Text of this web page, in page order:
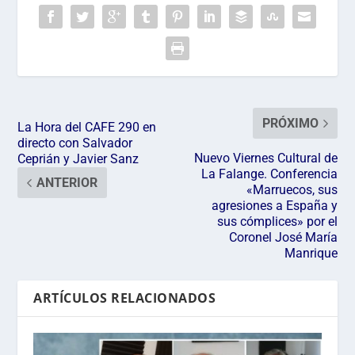
La Hora del CAFE 290 en
directo con Salvador
Ceprián y Javier Sanz
ANTERIOR
PRÓXIMO
Nuevo Viernes Cultural de
La Falange. Conferencia
«Marruecos, sus
agresiones a España y
sus cómplices» por el
Coronel José María
Manrique
ARTÍCULOS RELACIONADOS